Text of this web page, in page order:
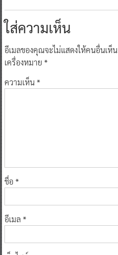
ใส่ความเห็น
อีเมลของคุณจะไม่แสดงให้คนอื่นเห็น
เครื่องหมาย *
ความเห็น*
ชื่อ *
อีเมล *